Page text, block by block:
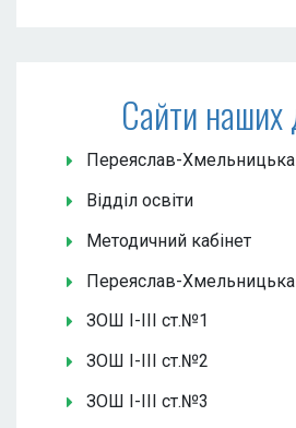
Сайти наших
Переяслав-Хмельницька
Відділ освіти
Методичний кабінет
Переяслав-Хмельницька
ЗОШ І-ІІІ ст.№1
ЗОШ І-ІІІ ст.№2
ЗОШ І-ІІІ ст.№3